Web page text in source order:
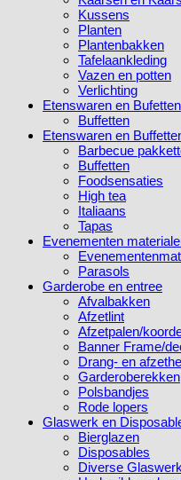
Kussens
Planten
Plantenbakken
Tafelaankleding
Vazen en potten
Verlichting
Etenswaren en Bufetten
Buffetten
Etenswaren en
Barbecue
Buffetten
Foodsensaties
High tea
Italiaans
Tapas
Evenementen
Parasols
Garderobe en entree
Afvalbakken
Afzetlint
Afzetpalen/
Banner Frame/
Drang- en
Garderoberekken
Polsbandjes
Rode lopers
Glaswerk en
Bierglazen
Disposables
Diverse Glaswerk